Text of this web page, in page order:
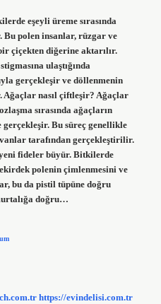
eşeyli üreme sırasında
Bu polen insanlar, rüzgar ve
çiçekten diğerine aktarılır.
ulaştığında
gerçekleşir ve döllenmenin
Ağaçlar nasıl çiftleşir? Ağaçlar
sırasında ağaçların
Bu süreç genellikle
tarafından gerçekleştirilir.
fideler büyür. Bitkilerde
polenin çimlenmesini ve
bu da pistil tüpüne doğru
doğru…
https://evindelisi.com.tr